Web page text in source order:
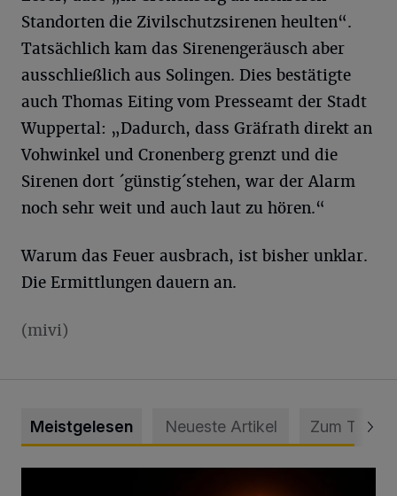
Standorten die Zivilschutzsirenen heulten“.
Tatsächlich kam das Sirenengeräusch aber
ausschließlich aus Solingen. Dies bestätigte
auch Thomas Eiting vom Presseamt der Stadt
Wuppertal: „Dadurch, dass Gräfrath direkt an
Vohwinkel und Cronenberg grenzt und die
Sirenen dort ´günstig´stehen, war der Alarm
noch sehr weit und auch laut zu hören.“
Warum das Feuer ausbrach, ist bisher unklar.
Die Ermittlungen dauern an.
(mivi)
Meistgelesen Neueste Artikel Zum Thema